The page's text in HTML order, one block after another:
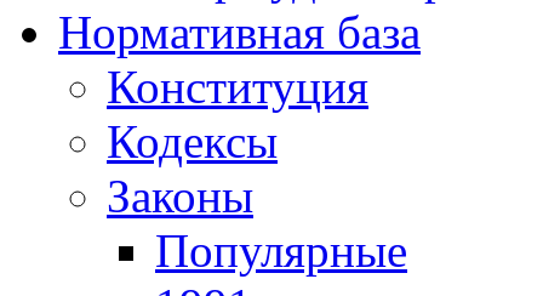
Нормативная база
Конституция
Кодексы
Законы
Популярные